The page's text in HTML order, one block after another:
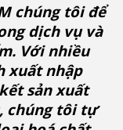
chúng tôi để
dịch vụ và
Với nhiều
xuất nhập
sản xuất
chúng tôi tự